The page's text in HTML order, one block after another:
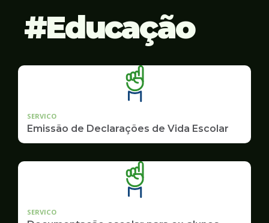
Educação
SERVICO
Emissão de Declarações de Vida Escolar
SERVICO